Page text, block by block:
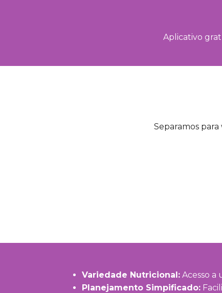
Aplicativo
Separamos
Variedade Nutricional: Acesso a
Planejamento Simpificado: